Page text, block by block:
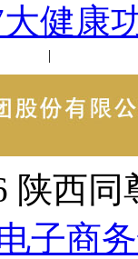
健康
|
陕西
子商